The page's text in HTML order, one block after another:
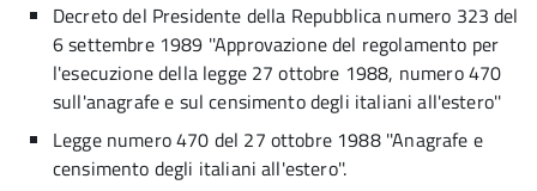
Decreto del Presidente della Repubblica numero 323 del
6 settembre 1989 ''Approvazione del regolamento per
l'esecuzione della legge 27 ottobre 1988, numero 470
sull'anagrafe e sul censimento degli italiani all'estero''
Legge numero 470 del 27 ottobre 1988 ''Anagrafe e
censimento degli italiani all'estero''.